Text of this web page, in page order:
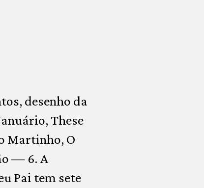
desenho da
These
Martinho, O
— 6. A
Pai tem sete